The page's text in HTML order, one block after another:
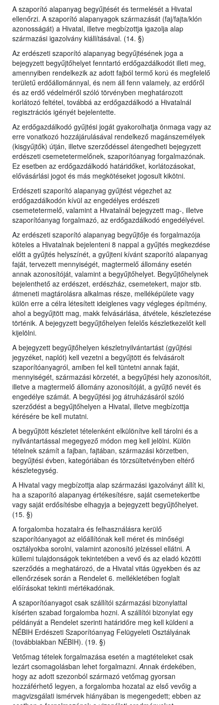
A szaporító alapanyag begyűjtését és termelését a Hivatal
ellenőrzi. A szaporító alapanyagok származását (faj/fajta/klón
azonosságát) a Hivatal, illetve megbízottja igazolja alap
származási igazolvány kiállításával. (14. §)
Az erdészeti szaporító alapanyag begyűjtésének joga a
bejegyzett begyűjtőhelyet fenntartó erdőgazdálkodót illeti meg,
amennyiben rendelkezik az adott fajból termő korú és megfelelő
területű erdőállománnyal, és nem áll fenn valamely, az erdőről
és az erdő védelméről szóló törvényben meghatározott
korlátozó feltétel, továbbá az erdőgazdálkodó a Hivatalnál
regisztrációs igényét bejelentette.
Az erdőgazdálkodó gyűjtési jogát gyakorolhatja önmaga vagy az
erre vonatkozó hozzájárulásával rendelkező magánszemélyek
(kisgyűjtők) útján, illetve szerződéssel átengedheti bejegyzett
erdészeti csemetetermelőnek, szaporítóanyag forgalmazónak.
Ez esetben az erdőgazdálkodó határidőket, korlátozásokat,
elővásárlási jogot és más megkötéseket jogosult kikötni.
Erdészeti szaporító alapanyag gyűjtést végezhet az
erdőgazdálkodón kívül az engedélyes erdészeti
csemetetermelő, valamint a Hivatalnál bejegyzett mag-, illetve
szaporítóanyag forgalmazó, az erdőgazdálkodó engedélyével.
Az erdészeti szaporító alapanyag begyűjtője és forgalmazója
köteles a Hivatalnak bejelenteni 8 nappal a gyűjtés megkezdése
előtt a gyűjtés helyszínét, a gyűjteni kívánt szaporító alapanyag
faját, tervezett mennyiségét, magtermelő állomány esetén
annak azonosítóját, valamint a begyűjtőhelyet. Begyűjtőhelynek
bejelenthető az erdészet, erdészház, csemetekert, major stb.
átmeneti magtárolásra alkalmas része, melléképülete vagy
külön erre a célra létesített ideiglenes vagy végleges építmény,
ahol a begyűjtött mag, makk felvásárlása, átvétele, készletezése
történik. A bejegyzett begyűjtőhelyen felelős készletkezelőt kell
kijelölni.
A bejegyzett begyűjtőhelyen készletnyilvántartást (gyűjtési
jegyzéket, naplót) kell vezetni a begyűjtött és felvásárolt
szaporítóanyagról, amiben fel kell tüntetni annak faját,
mennyiségét, származási körzetét, a begyűjtési hely azonosítóit,
illetve a magtermelő állomány azonosítóját, a gyűjtő nevét és
engedélye számát. A begyűjtési jog átruházásáról szóló
szerződést a begyűjtőhelyen a Hivatal, illetve megbízottja
kérésére be kell mutatni.
A begyűjtött készletet tételenként elkülönítve kell tárolni és a
nyilvántartással megegyező módon meg kell jelölni. Külön
tételnek számít a fajban, fajtában, származási körzetben,
begyűjtési évben, kategóriában és törzsültetvényben eltérő
készletegység.
A Hivatal vagy megbízottja alap származási igazolványt állít ki,
ha a szaporító alapanyag értékesítésre, saját csemetekertbe
vagy saját erdősítésbe elhagyja a bejegyzett begyűjtőhelyet.
(15. §)
A forgalomba hozatalra és felhasználásra kerülő
szaporítóanyagot az előállítónak kell méret és minőségi
osztályokba sorolni, valamint azonosító jelzéssel ellátni. A
küllemi tulajdonságok tekintetében a vevő és az eladó közötti
szerződés a meghatározó, de a Hivatal vitás ügyekben és az
ellenőrzések során a Rendelet 6. mellékletében foglalt
előírásokat tekinti mértékadónak.
A szaporítóanyagot csak szállítói származási bizonylattal
kísérten szabad forgalomba hozni. A szállítói bizonylat egy
példányát a Rendelet szerinti határidőre meg kell küldeni a
NÉBIH Erdészeti Szaporítóanyag Felügyeleti Osztályának
(továbbiakban NÉBIH). (19. §)
Vetőmag tételek forgalmazása esetén a magtételeket csak
lezárt csomagolásban lehet forgalmazni.Annak érdekében,
hogy az adott szezonból származó vetőmag gyorsan
hozzáférhető legyen, a forgalomba hozatal az első vevőig a
magvizsgálati ismérvek hiányában is megengedett; ebben az